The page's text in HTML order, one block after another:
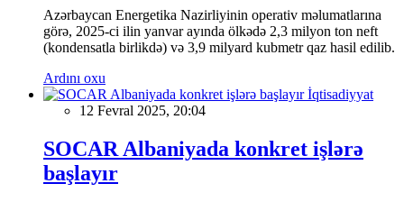
Azərbaycan Energetika Nazirliyinin operativ məlumatlarına
görə, 2025-ci ilin yanvar ayında ölkədə 2,3 milyon ton neft
(kondensatla birlikdə) və 3,9 milyard kubmetr qaz hasil edilib.
Ardını oxu
İqtisadiyyat
12 Fevral 2025, 20:04
SOCAR Albaniyada konkret işlərə
başlayır